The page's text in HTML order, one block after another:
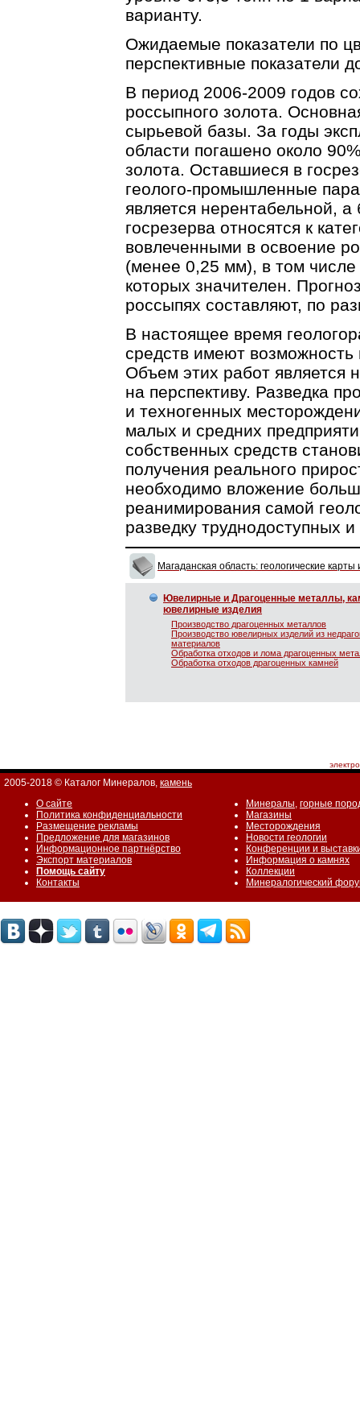
варианту.
Ожидаемые показатели по
перспективные показатели
В период 2006-2009 годов
россыпного золота.
сырьевой базы. За годы
области погашено около
золота. Оставшиеся в
геолого-промышленные
является нерентабельной,
госрезерва относятся к
вовлеченными в освоение
(менее 0,25 мм), в том
которых значителен.
россыпях составляют, по
В настоящее время
средств имеют возможность
Объем этих работ является
на перспективу. Разведка
и техногенных
малых и средних
собственных средств
получения реального
необходимо вложение
реанимирования самой
разведку труднодоступных
Магаданская область: геологические
Ювелирные и Драгоценные металлы,
ювелирные изделия
Производство драгоценных металлов
Производство ювелирных изделий из
материалов
Обработка отходов и лома драгоценных
Обработка отходов драгоценных камней
2005-2018 © Каталог Минералов, камень
О сайте
Политика конфиденциальности
Размещение рекламы
Предложение для магазинов
Информационное партнёрство
Экспорт материалов
Помощь сайту
Контакты
Минералы, горные
Магазины
Месторождения
Новости геологии
Конференции и
Информация о камнях
Коллекции
Минералогический